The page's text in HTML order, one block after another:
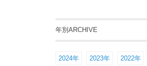
年別ARCHIVE
2024年 2023年 2022年